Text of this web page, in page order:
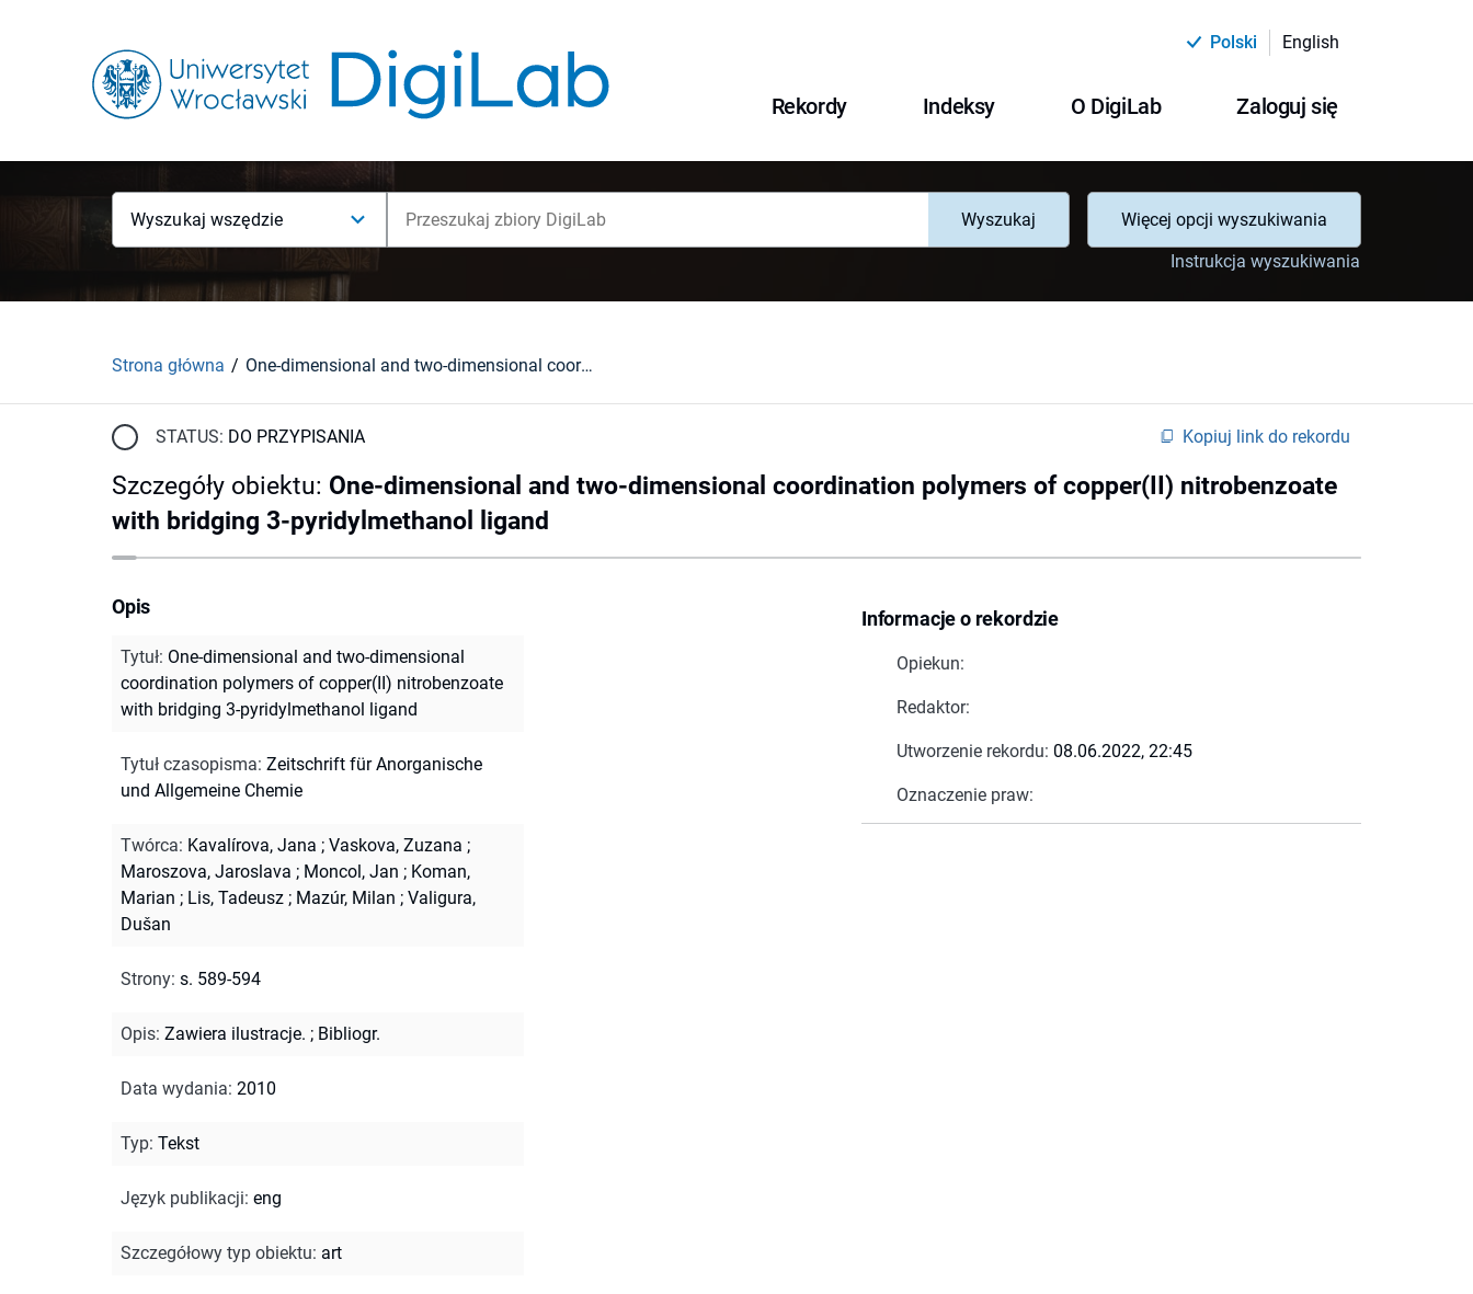
Polski English
Rekordy Indeksy O DigiLab Zaloguj się
Wyszukaj wszędzie Wyszukaj
Więcej opcji wyszukiwania
Instrukcja wyszukiwania
Strona główna One-dimensional and two-dimensional coordination polymers of copper(II) nitrobenzoate with bridging 3-pyridylmethanol ligand
STATUS: DO PRZYPISANIA Kopiuj link do rekordu
Szczegóły obiektu: One-dimensional and two-dimensional coordination polymers of copper(II) nitrobenzoate
with bridging 3-pyridylmethanol ligand
Informacje o rekordzie
Opiekun:
Redaktor:
Utworzenie rekordu: 08.06.2022, 22:45
Oznaczenie praw:
Opis
Tytuł: One-dimensional and two-dimensional
coordination polymers of copper(II) nitrobenzoate
with bridging 3-pyridylmethanol ligand
Tytuł czasopisma: Zeitschrift für Anorganische
und Allgemeine Chemie
Twórca: Kavalírova, Jana ; Vaskova, Zuzana ;
Maroszova, Jaroslava ; Moncol, Jan ; Koman,
Marian ; Lis, Tadeusz ; Mazúr, Milan ; Valigura,
Dušan
Strony: s. 589-594
Opis: Zawiera ilustracje. ; Bibliogr.
Data wydania: 2010
Typ: Tekst
Język publikacji: eng
Szczegółowy typ obiektu: art